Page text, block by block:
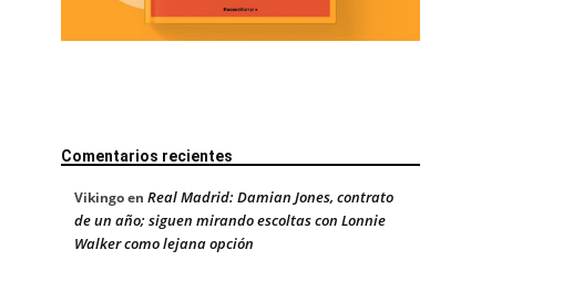
Comentarios recientes
Vikingoen Real Madrid: Damian Jones, contrato
de un año; siguen mirando escoltas con Lonnie
Walker como lejana opción